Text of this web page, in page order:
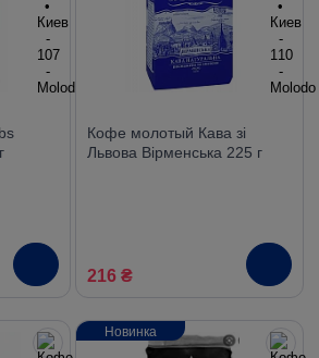
Кофе молотый Кава зі
Львова Вірменська 225 г
216 ₴
Новинка